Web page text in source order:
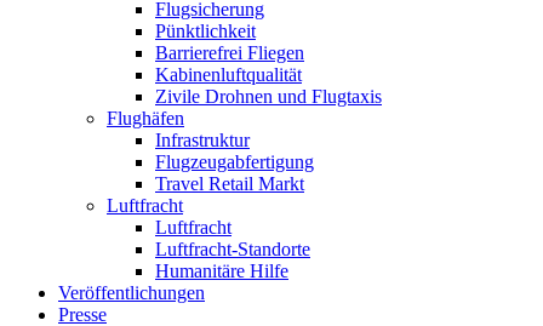
Flugsicherung
Pünktlichkeit
Barrierefrei Fliegen
Kabinenluftqualität
Zivile Drohnen und Flugtaxis
Flughäfen
Infrastruktur
Flugzeugabfertigung
Travel Retail Markt
Luftfracht
Luftfracht
Luftfracht-Standorte
Humanitäre Hilfe
Veröffentlichungen
Presse